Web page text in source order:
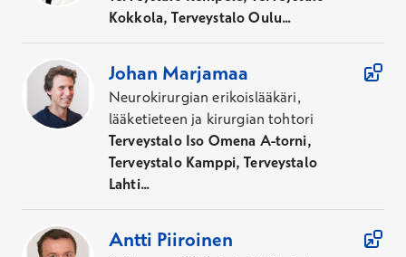
Kokkola, Terveystalo Oulu...
Johan Marjamaa
Neurokirurgian erikoislääkäri,
lääketieteen ja kirurgian tohtori
Terveystalo Iso Omena A-torni,
Terveystalo Kamppi, Terveystalo
Lahti...
Antti Piiroinen